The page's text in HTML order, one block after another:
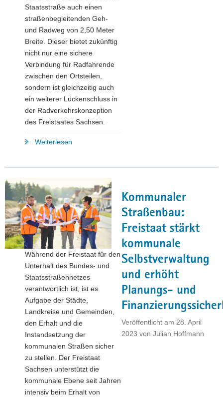
Staatsstraße auch einen
straßenbegleitenden Geh-
und Radweg von 2,50 Meter
Breite. Dieser bietet zukünftig
nicht nur eine sichere
Verbindung für Radfahrende
zwischen den Ortsteilen,
sondern ist gleichzeitig auch
ein weiterer Lückenschluss in
der Radverkehrskonzeption
des Freistaates Sachsen.
Weiterlesen
östlich
Medingen"
Kommunaler
Straßenbau:
Freistaat stärkt
kommunale
Selbstverwaltung
und erhöht
Planungs- und
Veröffentlicht am 28. April
2023 von Julian Hoffmann
Während der Freistaat für den
Unterhalt des Bundes- und
Staatsstraßennetzes
verantwortlich ist, ist es
Aufgabe der Städte,
Landkreise und Gemeinden,
den Erhalt und die
Instandsetzung der
kommunalen Straßen sicher
zu stellen. Der Freistaat
Sachsen unterstützt die
kommunale Ebene seit Jahren
intensiv beim Erhalt von